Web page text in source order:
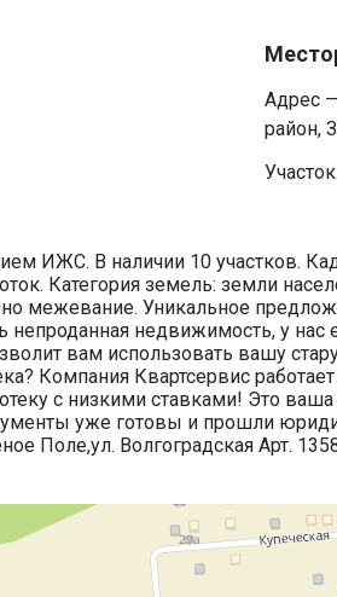
Адрес
район,
ИЖС. В наличии 10 участков.
Категория земель: земли
межевание. Уникальное
непроданная недвижимость, у
вам использовать вашу
Компания Квартсервис
с низкими ставками! Это
уже готовы и прошли
Поле,ул. Волгоградская Арт.